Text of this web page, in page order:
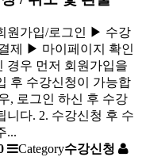
원가입/로그인 ▶ 수강
제 ▶ 마이페이지 확인
경우 먼저 회원가입을
후 수강신청이 가능합
, 로그인 하신 후 수강
니다. 2. 수강신청 후 수
...
Category수강신청